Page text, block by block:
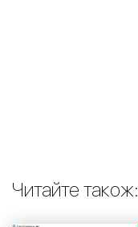
Читайте також: